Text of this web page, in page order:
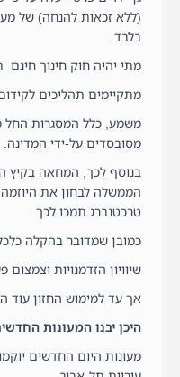
בלבד.
מתי יהיה חוק חינוך חינם
מתקיימים תהליכים
משמע, כלל המסגרות החל
מסובסדים על-ידי המדינה.
בנוסף לכך, המחאה בקיץ
הממשלה לבחון את
טרכטנברג תמכו לכך.
כמובן שמדובר בהקלה
שיוויון הזדמנויות
אך עד למימוש החזון עוד
היכן יבנו המעונות
מעונות היום החדשים